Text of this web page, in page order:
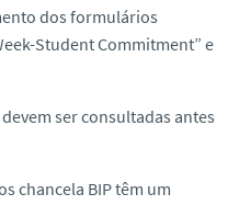
dos formulários
Student Commitment” e
devem ser consultadas antes
chancela BIP têm um